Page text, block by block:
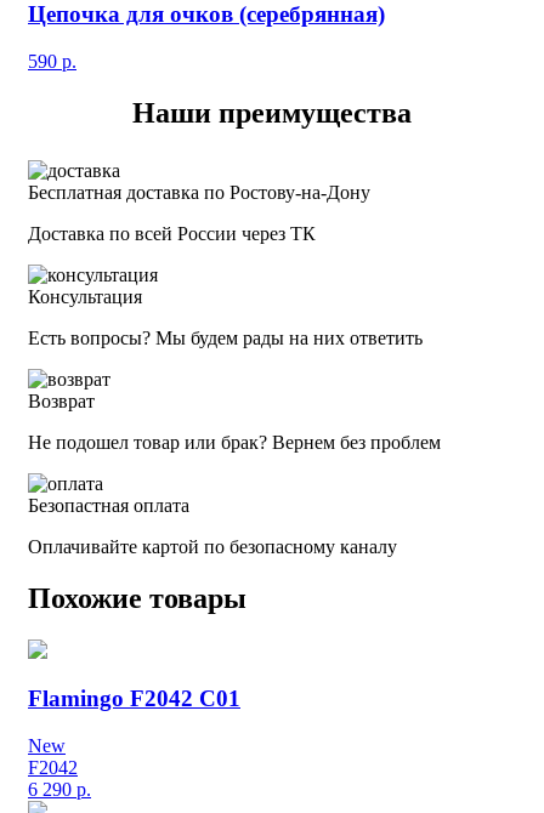
Цепочка для очков (серебрянная)
590 р.
Наши преимущества
Бесплатная доставка по Ростову-на-Дону
Доставка по всей России через ТК
Консультация
Есть вопросы? Мы будем рады на них ответить
Возврат
Не подошел товар или брак? Вернем без проблем
Безопастная оплата
Оплачивайте картой по безопасному каналу
Похожие товары
Flamingo F2042 C01
New
F2042
6 290 р.